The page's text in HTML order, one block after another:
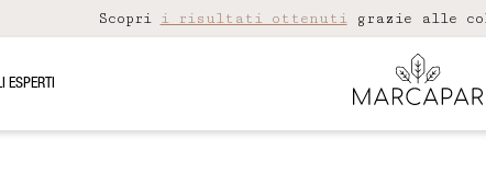
Scopri i risultati ottenutigrazie alle
ESPERTI